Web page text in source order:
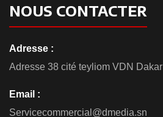
NOUS CONTACTER
Adresse :
Adresse 38 cité teyliom VDN Dakar
Email :
Servicecommercial@dmedia.sn